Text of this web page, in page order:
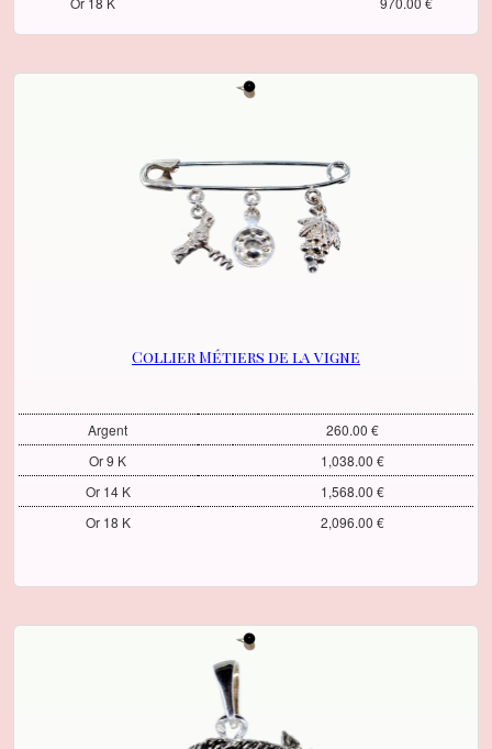
Collier Métiers de la vigne
Argent
260.00 €
Or 9 K
1,038.00 €
Or 14 K
1,568.00 €
Or 18 K
2,096.00 €